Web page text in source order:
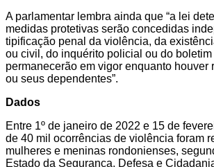
A parlamentar lembra ainda que “a lei
medidas protetivas serão concedidas
tipificação penal da violência, da
ou civil, do inquérito policial ou do
permanecerão em vigor enquanto houver
ou seus dependentes”.
Dados
Entre 1º de janeiro de 2022 e 15 de
de 40 mil ocorrências de violência foram
mulheres e meninas rondonienses,
Estado da Segurança, Defesa e